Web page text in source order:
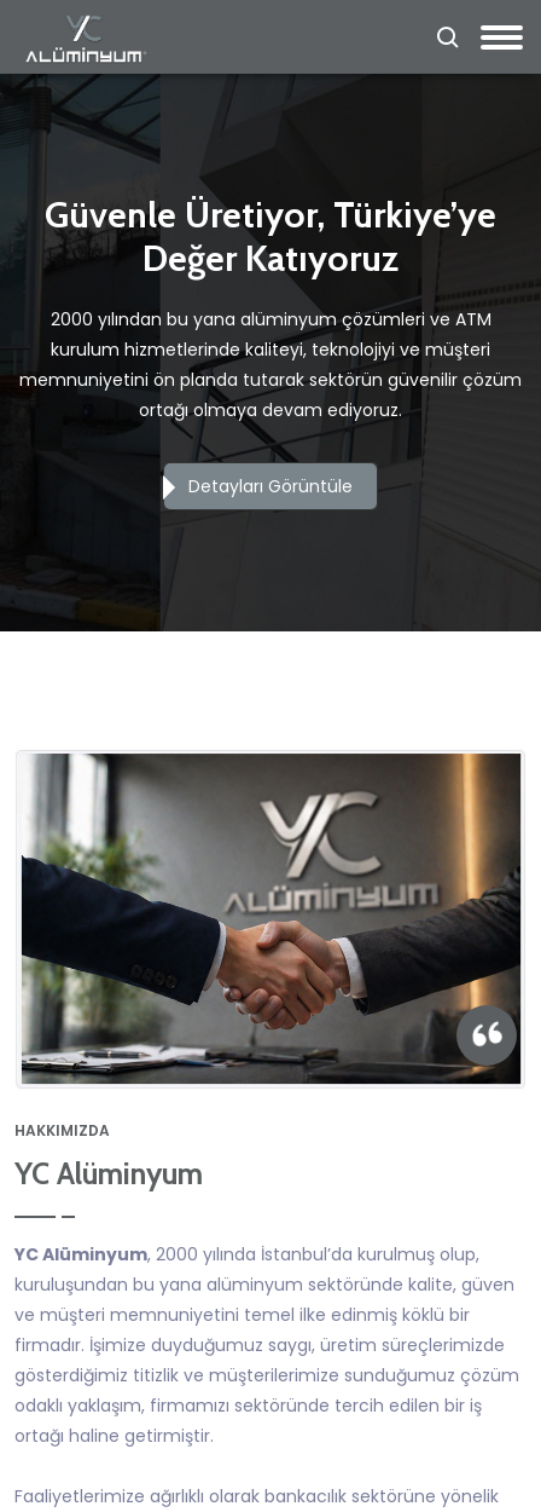
Güvenle Üretiyor, Türkiye’ye
Değer Katıyoruz
2000 yılından bu yana alüminyum çözümleri ve ATM
kurulum hizmetlerinde kaliteyi, teknolojiyi ve müşteri
memnuniyetini ön planda tutarak sektörün güvenilir çözüm
ortağı olmaya devam ediyoruz.
Detayları Görüntüle
HAKKIMIZDA
YC Alüminyum
YC Alüminyum, 2000 yılında İstanbul’da kurulmuş olup,
kuruluşundan bu yana alüminyum sektöründe kalite, güven
ve müşteri memnuniyetini temel ilke edinmiş köklü bir
firmadır. İşimize duyduğumuz saygı, üretim süreçlerimizde
gösterdiğimiz titizlik ve müşterilerimize sunduğumuz çözüm
odaklı yaklaşım, firmamızı sektöründe tercih edilen bir iş
ortağı haline getirmiştir.
Faaliyetlerimize ağırlıklı olarak bankacılık sektörüne yönelik